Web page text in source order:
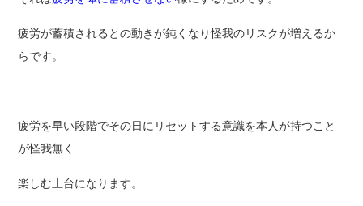
疲労が蓄積されるとの動きが鈍くなり怪我のリスクが増えるか
らです。
疲労を早い段階でその日にリセットする意識を本人が持つこと
が怪我無く
楽しむ土台になります。